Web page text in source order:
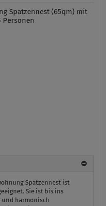
Spatzennest (65qm) mit
Personen
Spatzennest ist
Sie ist bis ins
harmonisch